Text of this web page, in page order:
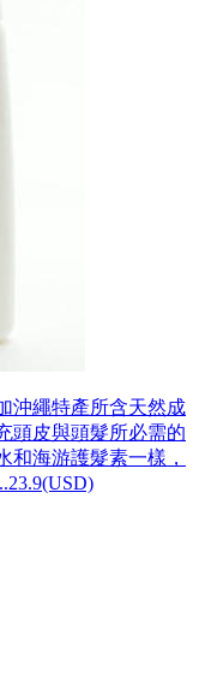
沖繩特產所含天然成
頭皮與頭髮所必需的
和海游護髮素一樣，
23.9(USD)